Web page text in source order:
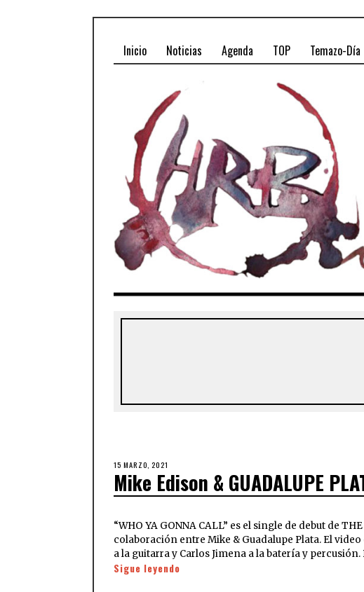
Inicio Noticias Agenda TOP Temazo-Día
15 MARZO, 2021
Mike Edison & GUADALUPE
“WHO YA GONNA CALL” es el single de debut de
colaboración entre Mike & Guadalupe Plata. El
a la guitarra y Carlos Jimena a la batería y
Sigue leyendo